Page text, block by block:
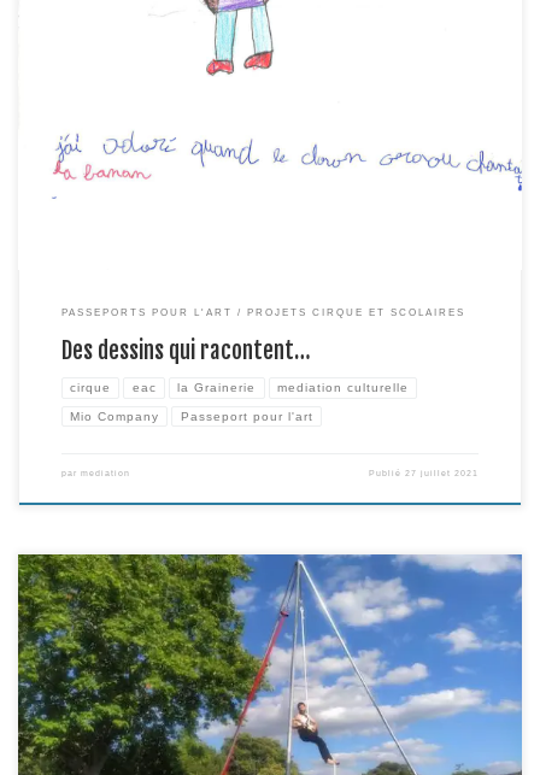
doute, M’me Graou et Gentiane resteront en mémoire!
PASSEPORTS POUR L'ART PROJETS CIRQUE ET SCOLAIRES
Des dessins qui racontent…
cirque eac la Grainerie mediation culturelle
Mio Company Passeport pour l'art
par mediation Publié 27 juillet 2021
En amont de la représentation du « Cabaret Cirque Cirque et Plus » donnée
le 25 juin 2021 au Petit Bois de Bagatelle pour clôturer le projet « Escale à
Stendhal », deux artistes de la Famille Goldini – Priscilla Muré et Charlène
Moura – sont allées à la rencontre d’habitant.e.s. du quartier, en […]